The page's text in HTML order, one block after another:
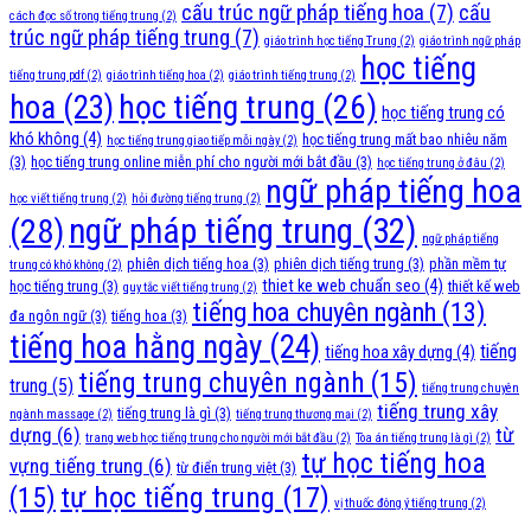
cách đọc số trong tiếng trung (2) cấu trúc ngữ pháp tiếng hoa (7) cấu
trúc ngữ pháp tiếng trung (7) giáo trình học tiếng Trung (2) giáo trình ngữ pháp
tiếng trung pdf (2) giáo trình tiếng hoa (2) giáo trình tiếng trung (2)
học tiếng
hoa (23) học tiếng trung (26) học tiếng trung có
khó không (4) học tiếng trung giao tiếp mỗi ngày(2) học tiếng trung mất bao nhiêu năm
(3) học tiếng trung online miễn phí cho người mới bắt đầu (3) học tiếng trung ở đâu (2)
học viết tiếng trung (2) hỏi đường tiếng trung (2) ngữ pháp tiếng hoa
(28) ngữ pháp tiếng trung (32) ngữ pháp tiếng
trung có khó không (2) phiên dịch tiếng hoa (3) phiên dịch tiếng trung (3) phần mềm tự
học tiếng trung (3) quy tắc viết tiếng trung (2) thiet ke web chuẩn seo (4) thiết kế web
đa ngôn ngữ (3) tiếng hoa (3) tiếng hoa chuyên ngành (13)
tiếng hoa hằng ngày (24) tiếng hoa xây dựng (4) tiếng
trung (5) tiếng trung chuyên ngành (15) tiếng trung chuyên
ngành massage (2) tiếng trung là gì (3) tiếng trung thương mại (2) tiếng trung xây
dựng (6) trang web học tiếng trung cho người mới bắt đầu (2) Tòa án tiếng trung là gì (2) từ
vựng tiếng trung (6) từ điển trung việt (3) tự học tiếng hoa
(15) tự học tiếng trung (17) vị thuốc đông ý tiếng trung (2)